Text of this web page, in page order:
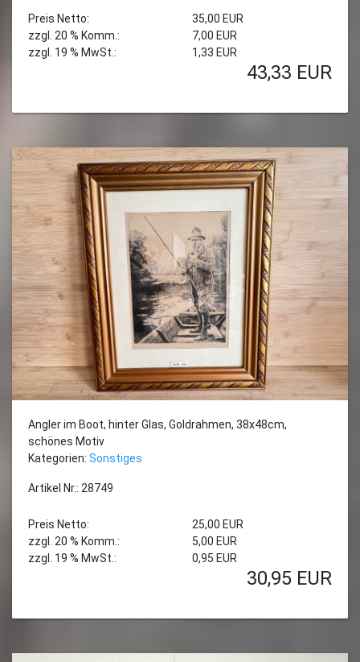
Preis Netto:
35,00 EUR
zzgl. 20 % Komm.:
7,00 EUR
zzgl. 19 % MwSt.:
1,33 EUR
43,33 EUR
Angler im Boot, hinter Glas, Goldrahmen, 38x48cm,
schönes Motiv
Kategorien: Sonstiges
Artikel Nr.: 28749
Preis Netto:
25,00 EUR
zzgl. 20 % Komm.:
5,00 EUR
zzgl. 19 % MwSt.:
0,95 EUR
30,95 EUR